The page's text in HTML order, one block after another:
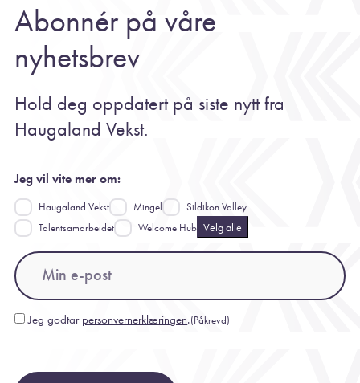
Abonnér på våre
nyhetsbrev
Hold deg oppdatert på siste nytt fra
Haugaland Vekst.
Jeg vil vite mer om:
Haugaland Vekst Mingel
Sildikon Valley
Talentsamarbeidet
Welcome Hub Velg alle
Email
Consent(Påkrevd)
Jeg godtar personvernerklæringen.(Påkrevd)